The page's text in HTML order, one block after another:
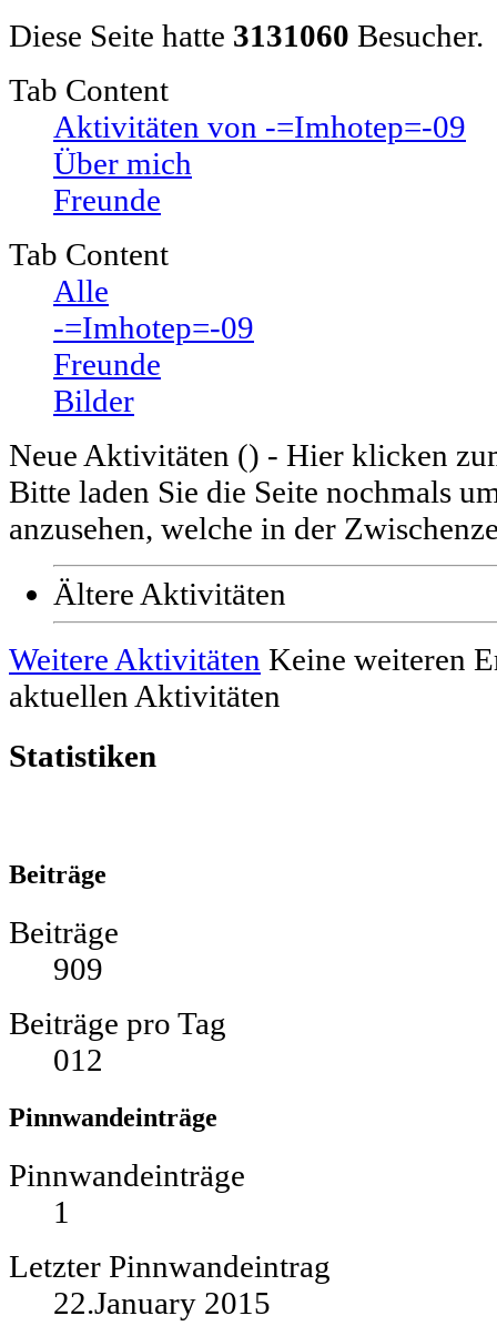
Diese Seite hatte 3131060 Besucher.
Tab Content
Aktivitäten von -=Imhotep=-09
Über mich
Freunde
Tab Content
Alle
-=Imhotep=-09
Freunde
Bilder
Neue Aktivitäten () - Hier klicken
Bitte laden Sie die Seite nochmals
anzusehen, welche in der
Ältere Aktivitäten
Weitere Aktivitäten Keine weiteren
aktuellen Aktivitäten
Statistiken
Beiträge
Beiträge
909
Beiträge pro Tag
012
Pinnwandeinträge
Pinnwandeinträge
1
Letzter Pinnwandeintrag
22.January 2015